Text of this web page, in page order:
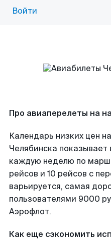
Войти
Про авиаперелеты на
Календарь низких цен
Челябинска показывает
каждую неделю по
рейсов и 10 рейсов с
варьируется, самая
пользователями 9000
Аэрофлот.
Как еще сэкономить